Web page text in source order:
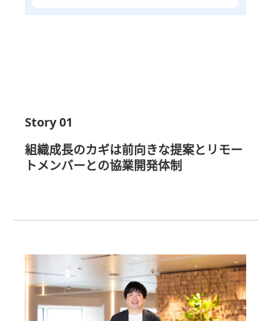
Story 01
組織成長のカギは前向きな提案とリモー
トメンバーとの協業開発体制